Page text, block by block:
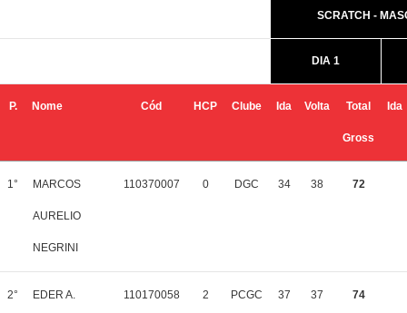
SCRATCH -
DIA 1
P. Nome Cód HCP Clube Ida Volta Total
Gross
Ida
1° MARCOS
AURELIO
NEGRINI
110370007 0 DGC 34 38 72
2° EDER A. 110170058 2 PCGC 37 37 74